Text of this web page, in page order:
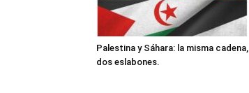
Palestina y Sáhara: la misma cadena,
dos eslabones.